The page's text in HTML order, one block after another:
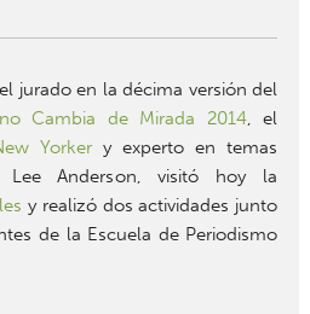
jurado en la décima versión del
Cambia de Mirada 2014, el
Yorker y experto en temas
Lee Anderson, visitó hoy la
y realizó dos actividades junto
de la Escuela de Periodismo